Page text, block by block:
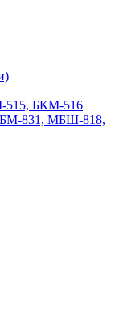
515, БКМ-516
БМ-831, МБШ-818,